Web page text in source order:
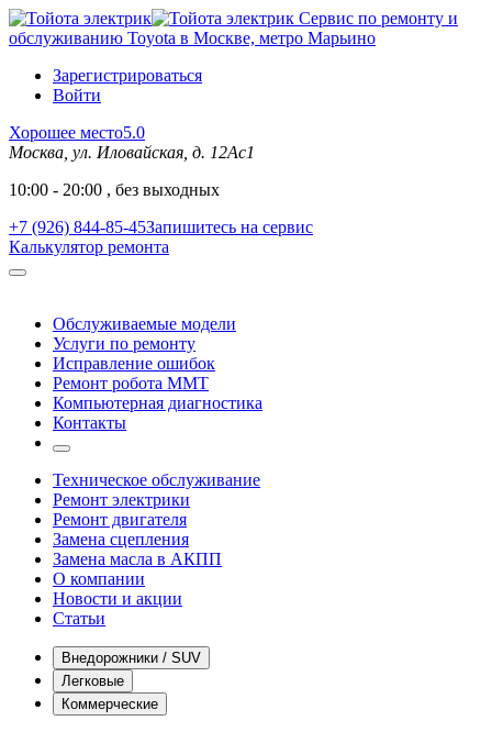
Сервис по ремонту и
обслуживанию Toyota в Москве, метро Марьино
Зарегистрироваться
Войти
Хорошее место5.0
Москва, ул. Иловайская, д. 12Ас1
10:00 - 20:00 , без выходных
+7 (926) 844-85-45Запишитесь на сервис
Калькулятор ремонта
Обслуживаемые модели
Услуги по ремонту
Исправление ошибок
Ремонт робота MMT
Компьютерная диагностика
Контакты
Техническое обслуживание
Ремонт электрики
Ремонт двигателя
Замена сцепления
Замена масла в АКПП
О компании
Новости и акции
Статьи
Внедорожники / SUV
Легковые
Коммерческие